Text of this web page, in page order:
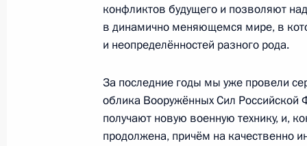
Алексей Дюмин назначен
губернатора Тульской области
Заседание рабочей группы
малого и среднего
конфликтов будущего и позволяют
в динамично меняющемся мире, в
и неопределённостей разного рода.
За последние годы мы уже провели
облика Вооружённых Сил
получают новую военную технику, и,
продолжена, причём на качественно